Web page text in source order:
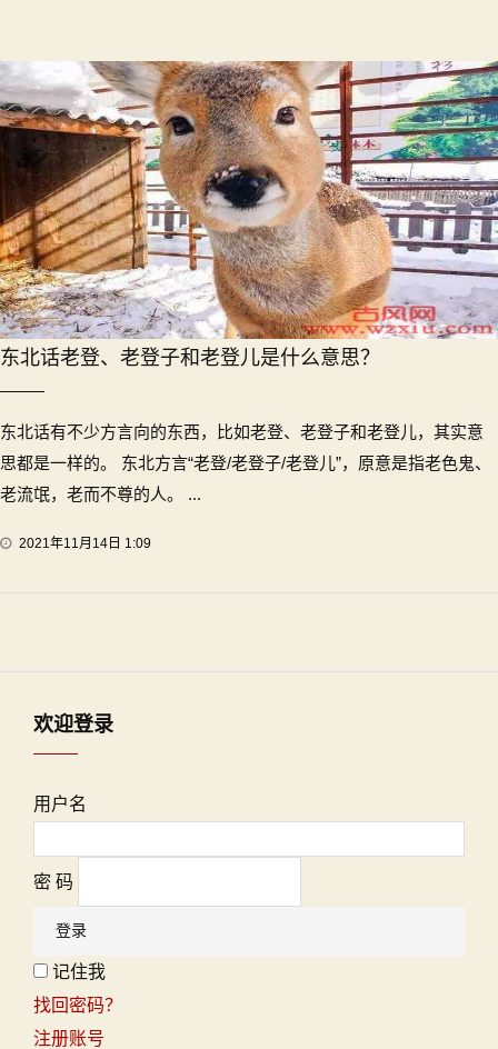
东北话老登、老登子和老登儿是什么意思？
东北话有不少方言向的东西，比如老登、老登子和老登儿，其实意
思都是一样的。 东北方言“老登/老登子/老登儿”，原意是指老色鬼、
老流氓，老而不尊的人。 ...
2021年11月14日 1:09
欢迎登录
用户名
密 码
记住我
找回密码？
注册账号